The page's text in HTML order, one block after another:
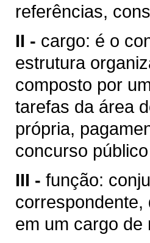
referências,
II - cargo: é o
estrutura
composto por
tarefas da área
própria,
concurso
III - função:
em um cargo de